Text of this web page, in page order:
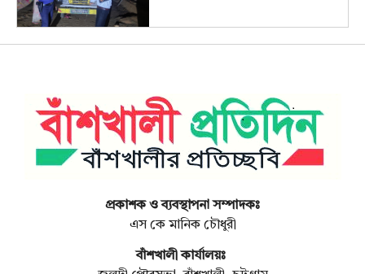
প্রকাশক ও ব্যবস্থাপনা সম্পাদকঃ
এস কে মানিক চৌধুরী
বাঁশখালী কার্যালয়ঃ